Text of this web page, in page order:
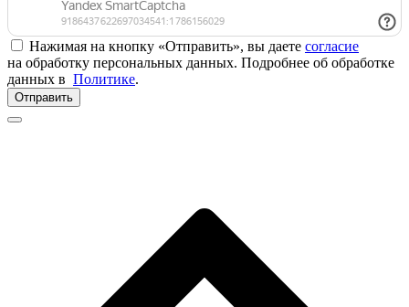
Нажимая на кнопку «Отправить», вы даете согласие
на обработку персональных данных. Подробнее об обработке
данных в Политике.
Отправить